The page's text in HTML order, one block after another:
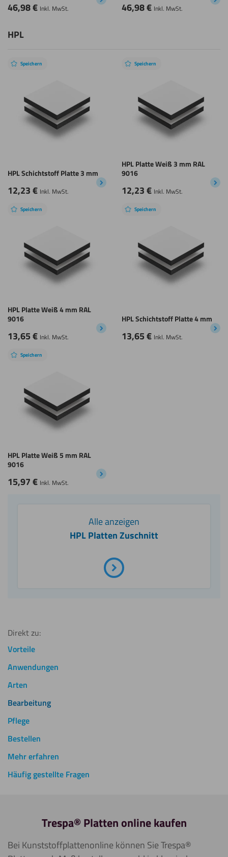
46,98€ Inkl. MwSt. 46,98€ Inkl. MwSt.
HPL
Speichern
HPL Schichtstoff Platte 3 mm
12,23€ Inkl. MwSt.
Speichern
HPL Platte Weiß 3 mm RAL
9016
12,23€ Inkl. MwSt.
Speichern
HPL Platte Weiß 4 mm RAL
9016
13,65€ Inkl. MwSt.
Speichern
HPL Schichtstoff Platte 4 mm
13,65€ Inkl. MwSt.
Speichern
HPL Platte Weiß 5 mm RAL
9016
15,97€ Inkl. MwSt.
Alle anzeigen
HPL Platten Zuschnitt
Direkt zu:
Vorteile
Anwendungen
Arten
Bearbeitung
Pflege
Bestellen
Mehr erfahren
Häufig gestellte Fragen
Trespa® Platten online kaufen
Bei Kunststoffplattenonline können Sie Trespa®